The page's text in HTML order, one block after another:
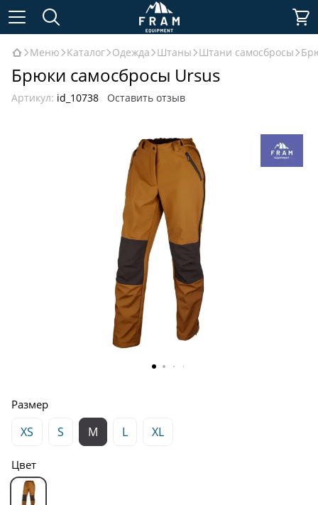
Меню Каталог Одежда Штаны Штани самосбросы
Брюки самосбросы Ursus
Артикул: id_10738 Оставить отзыв
Размер
XS S M L XL
Цвет